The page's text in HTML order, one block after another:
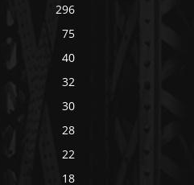
296
75
40
32
30
28
22
18